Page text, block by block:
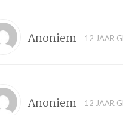
Anoniem 12 JAAR
Anoniem 12 JAAR